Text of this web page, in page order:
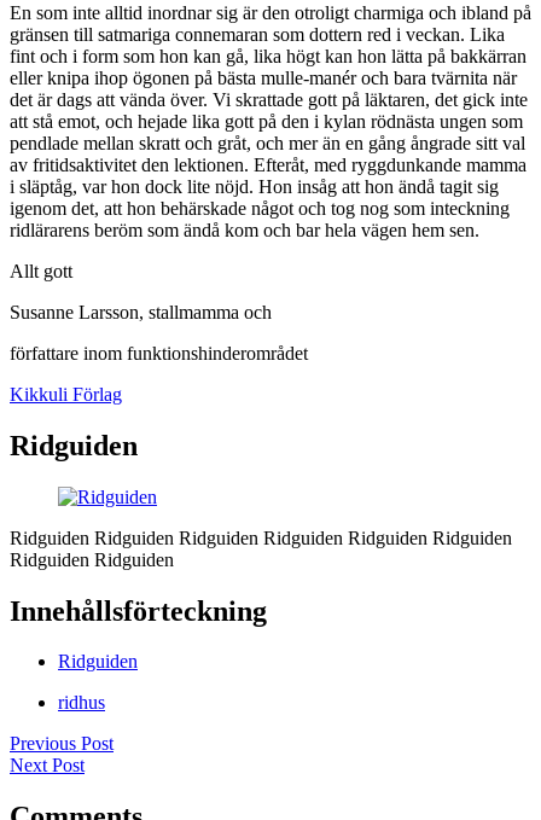
En som inte alltid inordnar sig är den otroligt charmiga och ibland på
gränsen till satmariga connemaran som dottern red i veckan. Lika
fint och i form som hon kan gå, lika högt kan hon lätta på bakkärran
eller knipa ihop ögonen på bästa mulle-manér och bara tvärnita när
det är dags att vända över. Vi skrattade gott på läktaren, det gick inte
att stå emot, och hejade lika gott på den i kylan rödnästa ungen som
pendlade mellan skratt och gråt, och mer än en gång ångrade sitt val
av fritidsaktivitet den lektionen. Efteråt, med ryggdunkande mamma
i släptåg, var hon dock lite nöjd. Hon insåg att hon ändå tagit sig
igenom det, att hon behärskade något och tog nog som inteckning
ridlärarens beröm som ändå kom och bar hela vägen hem sen.
Allt gott
Susanne Larsson, stallmamma och
författare inom funktionshinderområdet
Kikkuli Förlag
Ridguiden
Ridguiden Ridguiden Ridguiden Ridguiden Ridguiden Ridguiden
Ridguiden Ridguiden
Innehållsförteckning
Ridguiden
ridhus
Previous Post
Next Post